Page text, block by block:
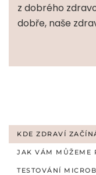
z dobrého
dobře, naše
KDE ZDRAVÍ
JAK VÁM MŮŽEME
TESTOVÁNÍ